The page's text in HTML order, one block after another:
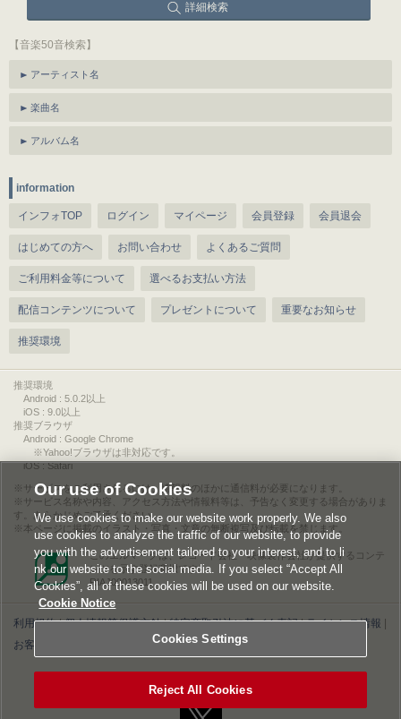
詳細検索
【音楽50音検索】
アーティスト名
楽曲名
アルバム名
information
インフォTOP ログイン マイページ 会員登録 会員退会
はじめての方へ お問い合わせ よくあるご質問
ご利用料金等について 選べるお支払い方法
配信コンテンツについて プレゼントについて 重要なお知らせ
推奨環境
推奨環境
Android : 5.0.2以上
iOS : 9.0以上
推奨ブラウザ
Android : Google Chrome
※Yahoo!ブラウザは非対応です。
iOS : Safari
サービスをご利用されるには、情報料のほかに通信料が必要になります。
サービス名称や内容、アクセス方法や情報料等は、予告なく変更する場合がありま
す。あらかじめご了承ください。
本ページに掲載のイラスト・写真・文章の無断複写及び転載を禁じます。
このエルマークは、レコード会社・映像製作会社が提供するコンテ
ンツを示す登録商標です。
RIAJ00013011
利用規約|個人情報等保護方針|特定商取引法に基づく表記|ライセンス情報
お客様情報の外部送信について|Cookies Settings
Our use of Cookies
We use cookies to make our website work properly. We also
use cookies to analyze the traffic of our website, to provide
you with the advertisement tailored to your interest, and to li
nk our website to the social media. If you select “Accept All
Cookies”, all of these cookies will be used on our website.
Cookie Notice
Cookies Settings
Reject All Cookies